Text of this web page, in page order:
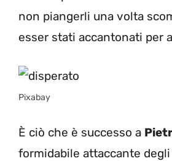
non piangerli una volta
esser stati accantonati per
Pixabay
È ciò che è successo a
formidabile attaccante degli